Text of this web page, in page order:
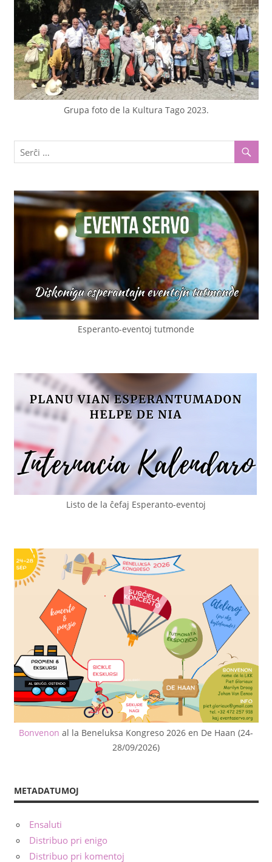
Grupa foto de la Kultura Tago 2023.
Esperanto-eventoj tutmonde
Listo de la ĉefaj Esperanto-eventoj
Bonvenon al la Beneluksa Kongreso 2026 en De Haan (24-
28/09/2026)
METADATUMOJ
Ensaluti
Distribuo pri enigo
Distribuo pri komentoj